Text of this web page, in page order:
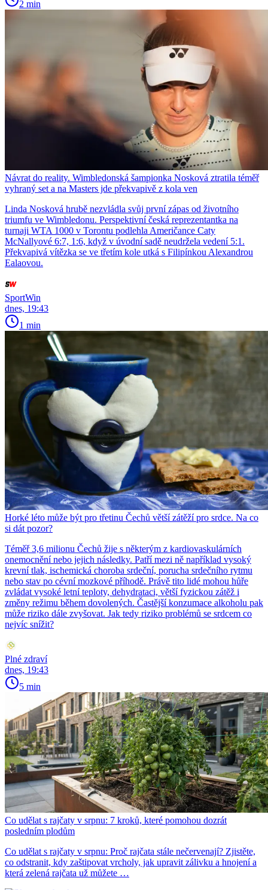
2 min
Návrat do reality. Wimbledonská šampionka Nosková ztratila téměř
vyhraný set a na Masters jde překvapivě z kola ven
Linda Nosková hrubě nezvládla svůj první zápas od životního
triumfu ve Wimbledonu. Perspektivní česká reprezentantka na
turnaji WTA 1000 v Torontu podlehla Američance Caty
McNallyové 6:7, 1:6, když v úvodní sadě neudržela vedení 5:1.
Překvapivá vítězka se ve třetím kole utká s Filipínkou Alexandrou
Ealaovou.
SportWin
dnes, 19:43
1 min
Horké léto může být pro třetinu Čechů větší zátěží pro srdce. Na co
si dát pozor?
Téměř 3,6 milionu Čechů žije s některým z kardiovaskulárních
onemocnění nebo jejich následky. Patří mezi ně například vysoký
krevní tlak, ischemická choroba srdeční, porucha srdečního rytmu
nebo stav po cévní mozkové příhodě. Právě tito lidé mohou hůře
zvládat vysoké letní teploty, dehydrataci, větší fyzickou zátěž i
změny režimu během dovolených. Častější konzumace alkoholu pak
může riziko dále zvyšovat. Jak tedy riziko problémů se srdcem co
nejvíc snížit?
Plné zdraví
dnes, 19:43
5 min
Co udělat s rajčaty v srpnu: 7 kroků, které pomohou dozrát
posledním plodům
Co udělat s rajčaty v srpnu: Proč rajčata stále nečervenají? Zjistěte,
co odstranit, kdy zaštipovat vrcholy, jak upravit zálivku a hnojení a
která zelená rajčata už můžete …